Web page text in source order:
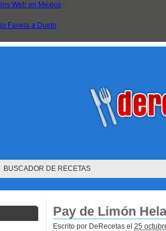
Web en México ::
Favela a Dueto
BUSCADOR DE RECETAS
Pay de Limón
Escrito por DeRecetas el 25